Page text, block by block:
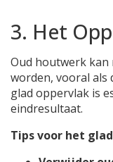
3. Het
Oud houtwerk
worden, vooral als
glad oppervlak is
eindresultaat.
Tips voor het